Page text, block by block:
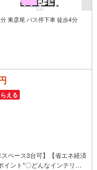
東彦尾 バス停下車 徒歩4分
える
ペース3台可】【省エネ経済
イント*〇どんなインテリア